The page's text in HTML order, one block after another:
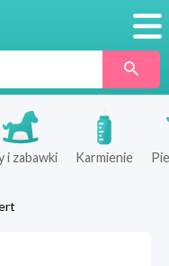
i zabawki Karmienie